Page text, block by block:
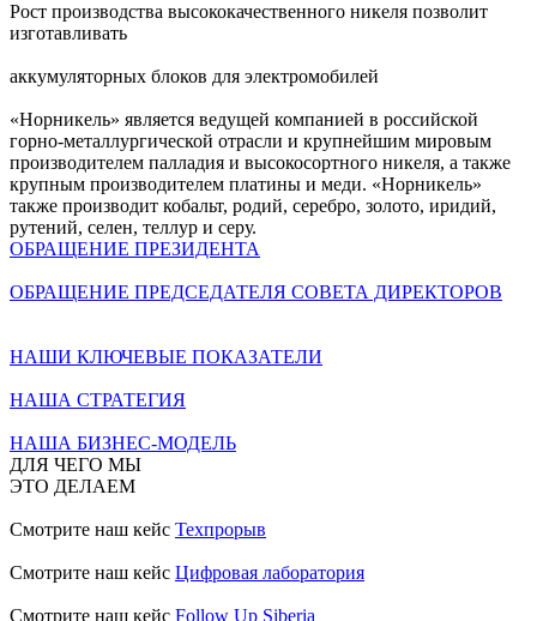
Рост производства высококачественного никеля позволит
изготавливать
аккумуляторных блоков для электромобилей
«Норникель» является ведущей компанией в российской
горно-металлургической отрасли и крупнейшим мировым
производителем палладия и высокосортного никеля, а также
крупным производителем платины и меди. «Норникель»
также производит кобальт, родий, серебро, золото, иридий,
рутений, селен, теллур и серу.
ОБРАЩЕНИЕ ПРЕЗИДЕНТА
ОБРАЩЕНИЕ ПРЕДСЕДАТЕЛЯ СОВЕТА ДИРЕКТОРОВ
НАШИ КЛЮЧЕВЫЕ ПОКАЗАТЕЛИ
НАША СТРАТЕГИЯ
НАША БИЗНЕС-МОДЕЛЬ
ДЛЯ ЧЕГО МЫ
ЭТО ДЕЛАЕМ
Смотрите наш кейс Техпрорыв
Смотрите наш кейс Цифровая лаборатория
Смотрите наш кейс Follow Up Siberia